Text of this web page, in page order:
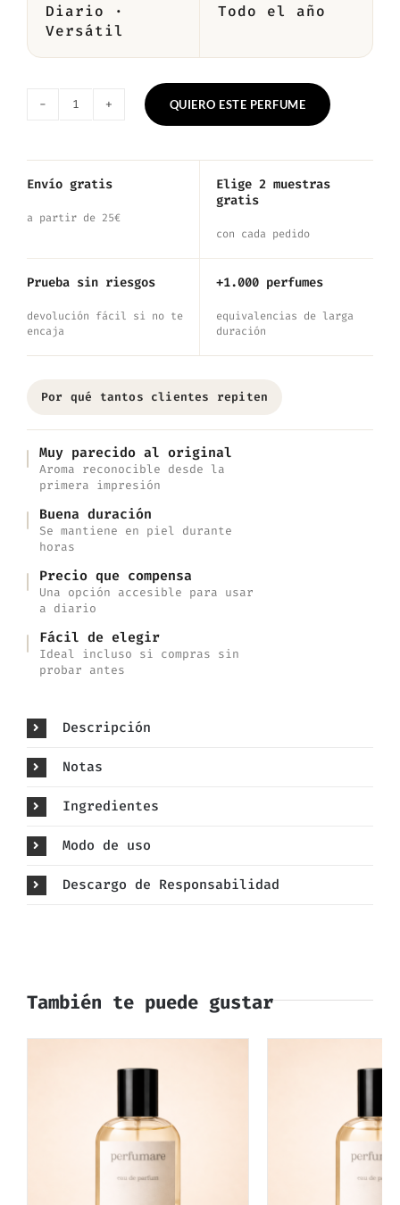
Diario ·
Versátil
Todo el año
Inspirado
Vanilla
cantidad
QUIERO ESTE PERFUME
Envío gratis
a partir de 25€
Elige 2 muestras
gratis
con cada pedido
Prueba sin riesgos
devolución fácil si no te
encaja
+1.000 perfumes
equivalencias de larga
duración
Por qué tantos clientes repiten
Muy parecido al original
Aroma reconocible desde la
primera impresión
Buena duración
Se mantiene en piel durante
horas
Precio que compensa
Una opción accesible para usar
a diario
Fácil de elegir
Ideal incluso si compras sin
probar antes
Descripción
Notas
Ingredientes
Modo de uso
Descargo de Responsabilidad
También te puede gustar